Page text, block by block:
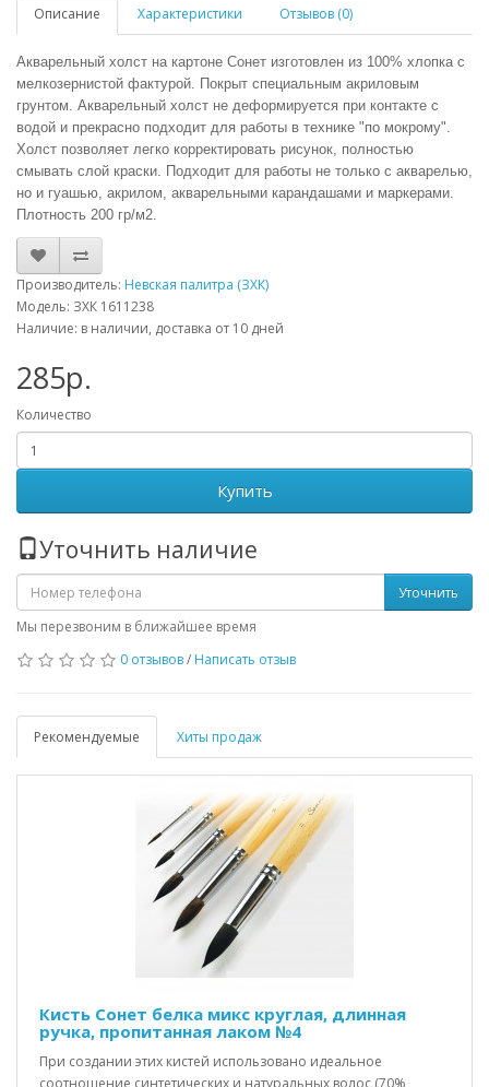
Описание Характеристики Отзывов (0)
Акварельный холст на картоне Сонет изготовлен из 100% хлопка с
мелкозернистой фактурой. Покрыт специальным акриловым
грунтом. Акварельный холст не деформируется при контакте с
водой и прекрасно подходит для работы в технике "по мокрому".
Холст позволяет легко корректировать рисунок, полностью
смывать слой краски. Подходит для работы не только с акварелью,
но и гуашью, акрилом, акварельными карандашами и маркерами.
Плотность 200 гр/м2.
Производитель: Невская палитра (ЗХК)
Модель: ЗХК 1611238
Наличие: в наличии, доставка от 10 дней
285р.
Количество
Купить
Уточнить наличие
Уточнить
Мы перезвоним в ближайшее время
0 отзывов/ Написать отзыв
Рекомендуемые Хиты продаж
Кисть Сонет белка микс круглая, длинная
ручка, пропитанная лаком №4
При создании этих кистей использовано идеальное
соотношение синтетических и натуральных волос (70%